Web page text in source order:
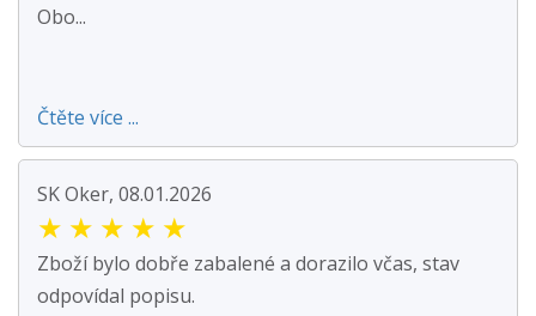
Obo...
Čtěte více ...
SK Oker, 08.01.2026
★ ★ ★ ★ ★
Zboží bylo dobře zabalené a dorazilo včas, stav
odpovídal popisu.